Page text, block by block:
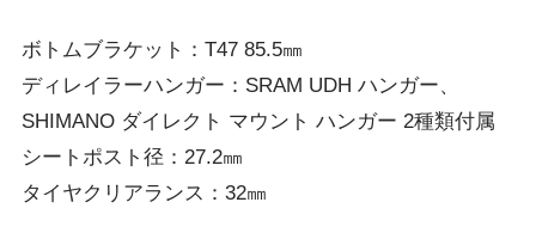
ボトムブラケット：T47 85.5㎜
ディレイラーハンガー：SRAM UDH ハンガー、
SHIMANO ダイレクト マウント ハンガー 2種類付属
シートポスト径：27.2㎜
タイヤクリアランス：32㎜